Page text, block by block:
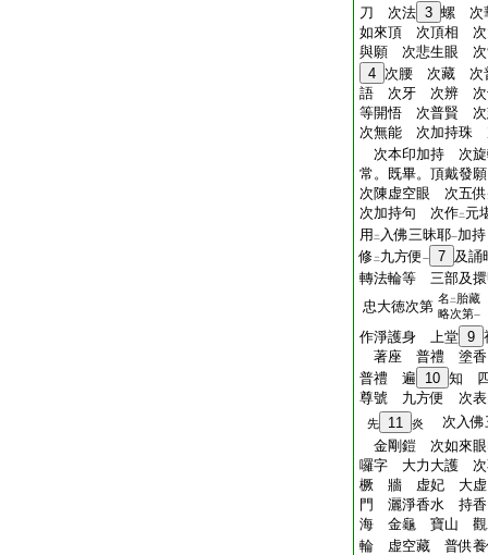
刀 次法 3 螺 次
如來頂 次頂相
與願 次悲生眼
4 次腰 次藏
語 次牙 次辨 次
等開悟 次普賢
次無能 次加持珠
次本印加持 次
常。既畢。頂戴發
次陳虚空眼 次五
次加持句 次作二 元
用 二 入佛三昧耶一加
修 二 九方便 一 7 及誦
轉法輪等 三部及擐
忠大徳次第 名 二 胎藏
略次第一
作淨護身 上堂 9
著座 普禮 塗
普禮 遍
10 知
尊號 九方便 次
先 11 炎
次入佛
金剛鎧 次如來
囉字 大力大護
橛 牆 虚妃 大虚
門 灑淨香水 持
海 金龜 寶山 觀
輪 虚空藏 普供